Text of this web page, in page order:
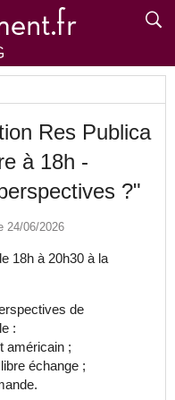
Res Publica
à 18h -
?"
24/06/2026
18h à 20h30 à la
de
:
américain ;
échange ;